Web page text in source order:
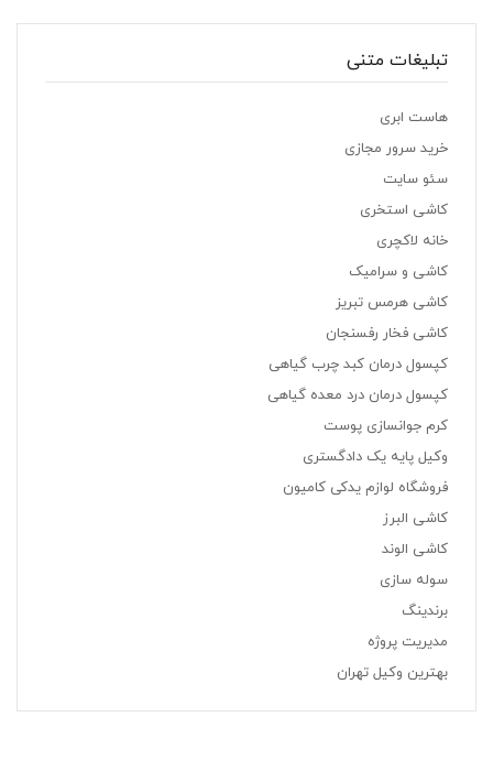
تبلیغات متنی
هاست ابری
خرید سرور مجازی
سئو سایت
کاشی استخری
خانه لاکچری
کاشی و سرامیک
کاشی هرمس تبریز
کاشی فخار رفسنجان
کپسول درمان کبد چرب گیاهی
کپسول درمان درد معده گیاهی
کرم جوانسازی پوست
وکیل پایه یک دادگستری
فروشگاه لوازم یدکی کامیون
کاشی البرز
کاشی الوند
سوله سازی
برندینگ
مدیریت پروژه
بهترین وکیل تهران